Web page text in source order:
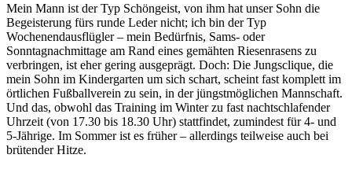
Mein Mann ist der Typ Schöngeist, von ihm hat unser Sohn die
Begeisterung fürs runde Leder nicht; ich bin der Typ
Wochenendausflügler – mein Bedürfnis, Sams- oder
Sonntagnachmittage am Rand eines gemähten Riesenrasens zu
verbringen, ist eher gering ausgeprägt. Doch: Die Jungsclique, die
mein Sohn im Kindergarten um sich schart, scheint fast komplett im
örtlichen Fußballverein zu sein, in der jüngstmöglichen Mannschaft.
Und das, obwohl das Training im Winter zu fast nachtschlafender
Uhrzeit (von 17.30 bis 18.30 Uhr) stattfindet, zumindest für 4- und
5-Jährige. Im Sommer ist es früher – allerdings teilweise auch bei
brütender Hitze.